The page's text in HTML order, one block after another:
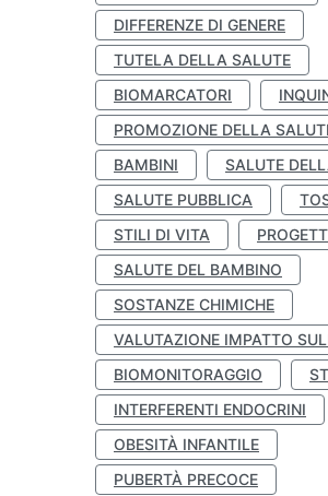
DIFFERENZE DI GENERE
TUTELA DELLA SALUTE
BIOMARCATORI
PROMOZIONE DELLA
BAMBINI
SALUTE
SALUTE PUBBLICA
STILI DI VITA
SALUTE DEL BAMBINO
SOSTANZE CHIMICHE
VALUTAZIONE IMPATTO
BIOMONITORAGGIO
INTERFERENTI ENDOCRINI
OBESITÀ INFANTILE
PUBERTÀ PRECOCE